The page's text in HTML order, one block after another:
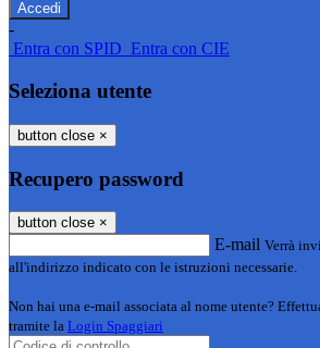
-
Entra con SPID Entra con CIE
Seleziona utente
button close ×
Recupero password
button close ×
E-mail Verrà
all'indirizzo indicato con le istruzioni necessarie.
Non hai una e-mail associata al nome utente?
tramite la Login Spaggiari